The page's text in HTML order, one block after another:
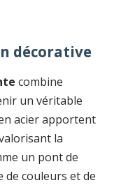
décorative
combine
un véritable
acier apportent
la
un pont de
de couleurs et de